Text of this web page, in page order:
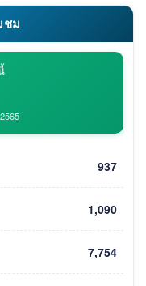
ชม
937
1,090
7,754